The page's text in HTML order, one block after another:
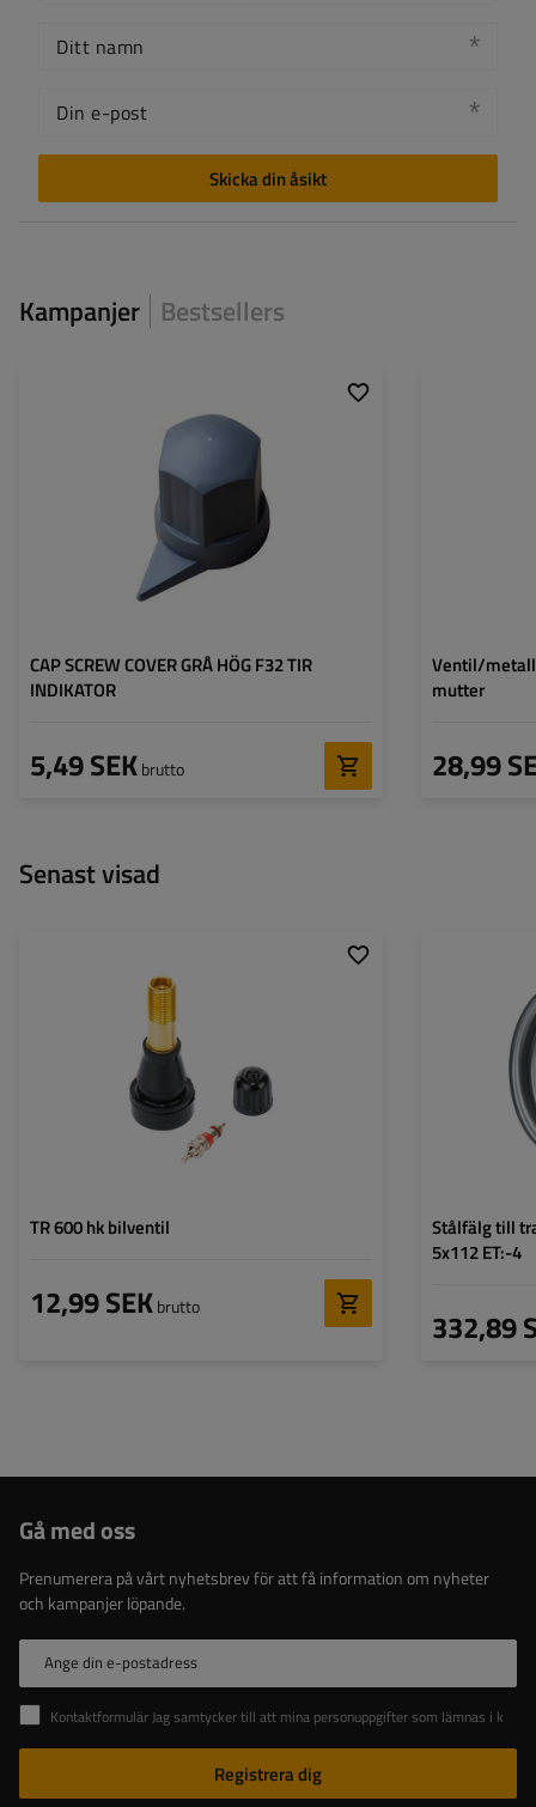
Ditt namn
Din e-post
Skicka din åsikt
Kampanjer Bestsellers
CAP SCREW COVER GRÅ HÖG F32 TIR
INDIKATOR
5,49 SEKbrutto
Ventil/
mutter
28,99
Senast visad
TR 600 hk bilventil
12,99 SEKbrutto
Stålfälg till
5x112 ET:-4
332,89
Inträngningsdjup
Centrumhålets
Gå med oss
Prenumerera på vårt nyhetsbrev för att få information om nyheter
och kampanjer löpande.
Ange din e-postadress
Kontaktformulär Jag samtycker till att mina personuppgifter som lämnas i kontaktformuläret behandlas i enlighet med Europaparlamentets och rådets förordning (EU).
Registrera dig